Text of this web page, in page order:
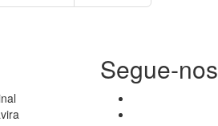
Segue-nos